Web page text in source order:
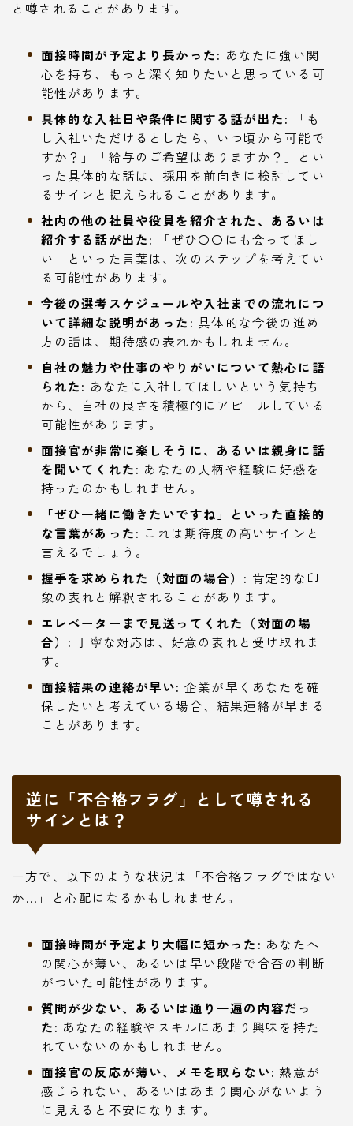
と噂されることがあります。
面接時間が予定より長かった: あなたに強い関
心を持ち、もっと深く知りたいと思っている可
能性があります。
具体的な入社日や条件に関する話が出た:
「も
し入社いただけるとしたら、いつ頃から可能で
すか？」「給与のご希望はありますか？」とい
った具体的な話は、採用を前向きに検討してい
るサインと捉えられることがあります。
社内の他の社員や役員を紹介された、あるいは
紹介する話が出た:
「ぜひ〇〇にも会ってほし
い」といった言葉は、次のステップを考えてい
る可能性があります。
今後の選考スケジュールや入社までの流れにつ
いて詳細な説明があった: 具体的な今後の進め
方の話は、期待感の表れかもしれません。
自社の魅力や仕事のやりがいについて熱心に語
られた: あなたに入社してほしいという気持ち
から、自社の良さを積極的にアピールしている
可能性があります。
面接官が非常に楽しそうに、あるいは親身に話
を聞いてくれた: あなたの人柄や経験に好感を
持ったのかもしれません。
「ぜひ一緒に働きたいですね」といった直接的
な言葉があった: これは期待度の高いサインと
言えるでしょう。
握手を求められた（対面の場合）: 肯定的な印
象の表れと解釈されることがあります。
エレベーターまで見送ってくれた（対面の場
合）: 丁寧な対応は、好意の表れと受け取れま
す。
面接結果の連絡が早い: 企業が早くあなたを確
保したいと考えている場合、結果連絡が早まる
ことがあります。
逆に「不合格フラグ」として噂される
サインとは？
一方で、以下のような状況は「不合格フラグではない
か…」と心配になるかもしれません。
面接時間が予定より大幅に短かった: あなたへ
の関心が薄い、あるいは早い段階で合否の判断
がついた可能性があります。
質問が少ない、あるいは通り一遍の内容だっ
た: あなたの経験やスキルにあまり興味を持た
れていないのかもしれません。
面接官の反応が薄い、メモを取らない: 熱意が
感じられない、あるいはあまり関心がないよう
に見えると不安になります。